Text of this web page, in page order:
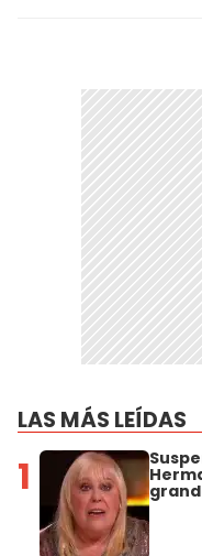
LAS MÁS LEÍDAS
1